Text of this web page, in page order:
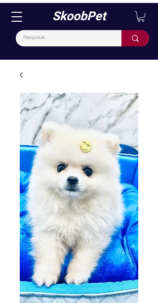
SkoobPet